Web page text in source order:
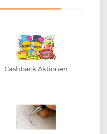
Cashback Aktionen